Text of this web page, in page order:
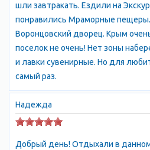
нас не проблема. Причем
вкусными, или очень вкусными.
шашлыки, исходят ароматом
вкус морских деликатесов. А какой
уж если совместить это с отдыхом
Бесплатные пляжи, чудесный
заботливые хозяева - помогут
незабываемым.
шли завтракать. Ездили на
понравились Мраморные
Воронцовский дворец. Крым
поселок не очень! Нет зоны
и лавки сувенирные. Но для
самый раз.
Надежда
Добрый день! Отдыхали в